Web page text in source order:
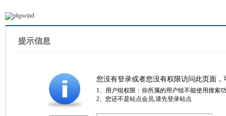
提示信息
您没有登录或者您没有权限访问此页面
1、用户组权限：你所属的用户组不能使用搜索
2、您还不是站点会员,请先登录站点